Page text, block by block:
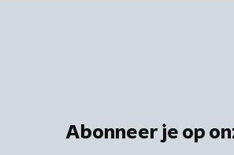
Abonneer je op